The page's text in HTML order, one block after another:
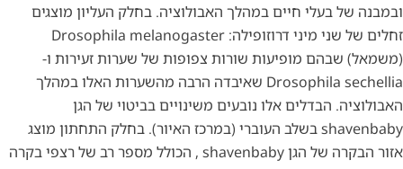
ובמבנה של בעלי חיים במהלך האבולוציה. בחלק העליון מוצגים
זחלים של שני מיני דרוזופילה: Drosophila melanogaster
(משמאל) שבהם מופיעות שורות צפופות של שערות זעירות ו-
Drosophila sechellia שאיבדה הרבה מהשערות האלו במהלך
האבולוציה. הבדלים אלו נובעים משינויים בביטוי של הגן
shavenbaby בשלב העוברי (במרכז האיור). בחלק התחתון מוצג
אזור הבקרה של הגן shavenbaby , הכולל מספר רב של רצפי בקרה